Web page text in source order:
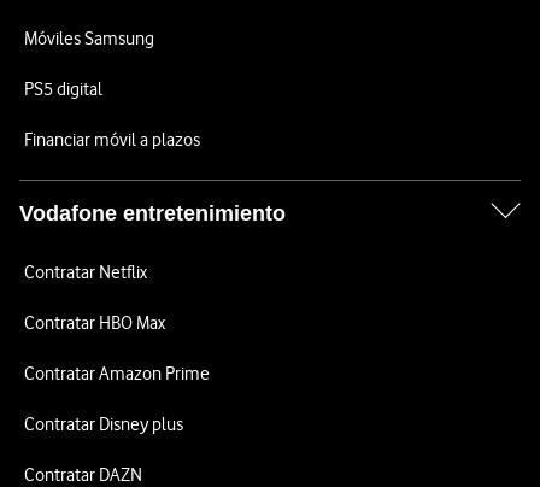
Móviles Samsung
PS5 digital
Financiar móvil a plazos
Vodafone entretenimiento
Contratar Netflix
Contratar HBO Max
Contratar Amazon Prime
Contratar Disney plus
Contratar DAZN